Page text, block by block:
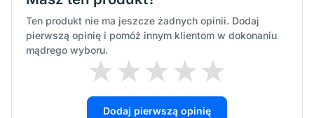
Ten produkt nie ma jeszcze żadnych opinii. Dodaj
pierwszą opinię i pomóż innym klientom w dokonaniu
mądrego wyboru.
Dodaj pierwszą opinię